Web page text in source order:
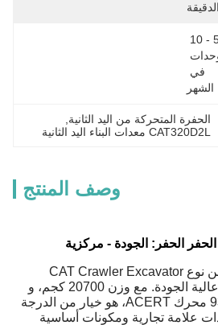
الدقيقة
الشهر
الحفرة المتحركة من اليد الثانية
CAT320D2L معدات البناء اليد الثانية
وصف المنتج
هذه الحفرة المستخدمة من نوع CAT Crawler Excavator
Digger تمثل معدات بناء عالية الجودة. مع وزن 20700 كجم، و
0.9m3 دلو، و 93KW C4.4 محرك ACERT، هو خيار من الدرجة
ذات علامة تجارية ومكونات أساسية